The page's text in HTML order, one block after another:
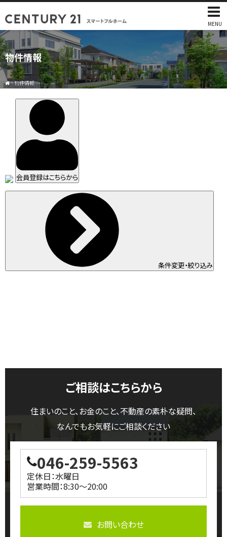
MENU
物件情報
>物件情報
会員登録はこちらから
条件変更・絞り込み
ご相談はこちらから
住まいのこと、お金のこと、不動産の素朴な疑問、
なんでもお気軽にご相談ください
046-259-5563
定休日：水曜日
営業時間：8:30～20:00
お問い合わせ